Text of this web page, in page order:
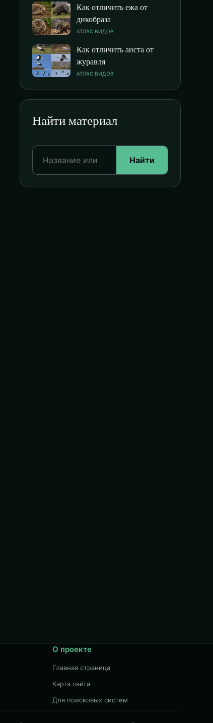
Как отличить ежа от
дикобраза
АТЛАС ВИДОВ
Как отличить аиста от
журавля
АТЛАС ВИДОВ
Найти материал
Найти
О проекте
Главная страница
Карта сайта
Для поисковых систем